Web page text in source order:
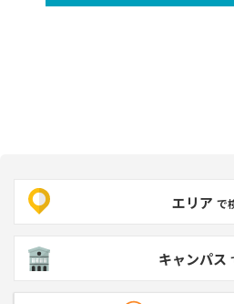
エリア で
キャンパス